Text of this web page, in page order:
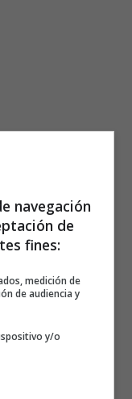
navegación
de
fines:
medición de
de audiencia y
y/o